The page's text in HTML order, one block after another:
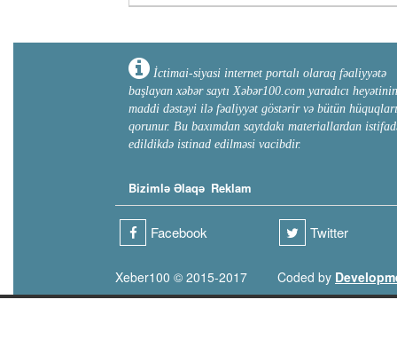
İctimai-siyasi internet portalı olaraq fəaliyyətə
başlayan xəbər saytı Xəbər100.com yaradıcı heyətinin
maddi dəstəyi ilə fəaliyyət göstərir və bütün hüquqları
qorunur. Bu baxımdan saytdakı materiallardan
edildikdə istinad edilməsi vacibdir.
Bizimlə Əlaqə Reklam
Facebook Twitter
Xeber100 © 2015-2017 Coded by